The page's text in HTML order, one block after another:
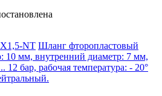
NT Шланг фторопластовый
10 мм, внутренний диаметр: 7 мм,
12 бар, рабочая температура: - 20°